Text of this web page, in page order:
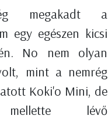
megakadt a
egy egészen kicsi
No nem olyan
mint a nemrég
Koki'o Mini, de
lévő